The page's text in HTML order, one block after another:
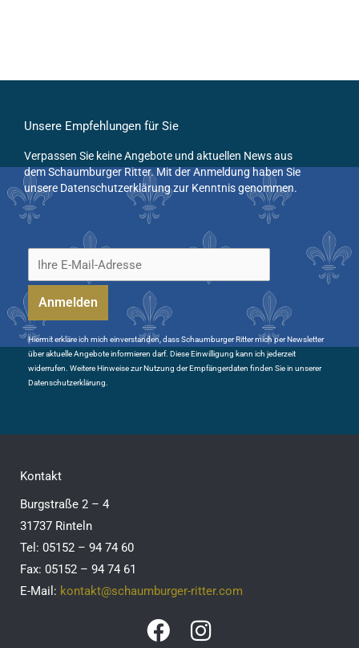
Unsere Empfehlungen für Sie
Verpassen Sie keine Angebote und aktuellen News aus
dem Schaumburger Ritter. Mit der Anmeldung haben Sie
unsere Datenschutzerklärung zur Kenntnis genommen.
Hiermit erkläre ich mich einverstanden, dass Schaumburger Ritter mich per Newsletter
über aktuelle Angebote informieren darf. Diese Einwilligung kann ich jederzeit
widerrufen. Weitere Hinweise zur Nutzung der Empfängerdaten finden Sie in unserer
Datenschutzerklärung.
Kontakt
Burgstraße 2 – 4
31737 Rinteln
Tel: 05152 – 94 74 60
Fax: 05152 – 94 74 61
E-Mail: kontakt@schaumburger-ritter.com
F
I